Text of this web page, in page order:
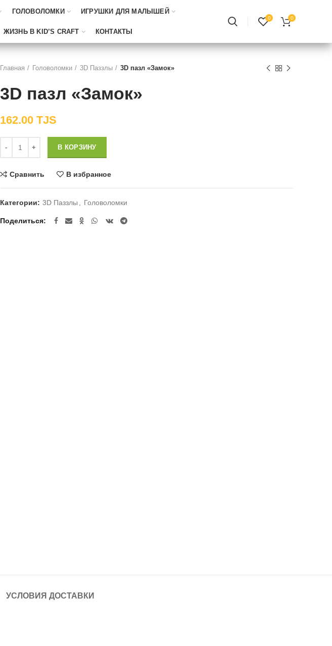
ГОЛОВОЛОМКИ ИГРУШКИ ДЛЯ МАЛЫШЕЙ
ЖИЗНЬ В KID’S CRAFT КОНТАКТЫ
0 0
Главная Головоломки 3D Паззлы 3D пазл «Замок»
3D пазл «Замок»
162.00 TJS
В КОРЗИНУ
Сравнить В избранное
Категории: 3D Паззлы Головоломки
Поделиться
УСЛОВИЯ ДОСТАВКИ